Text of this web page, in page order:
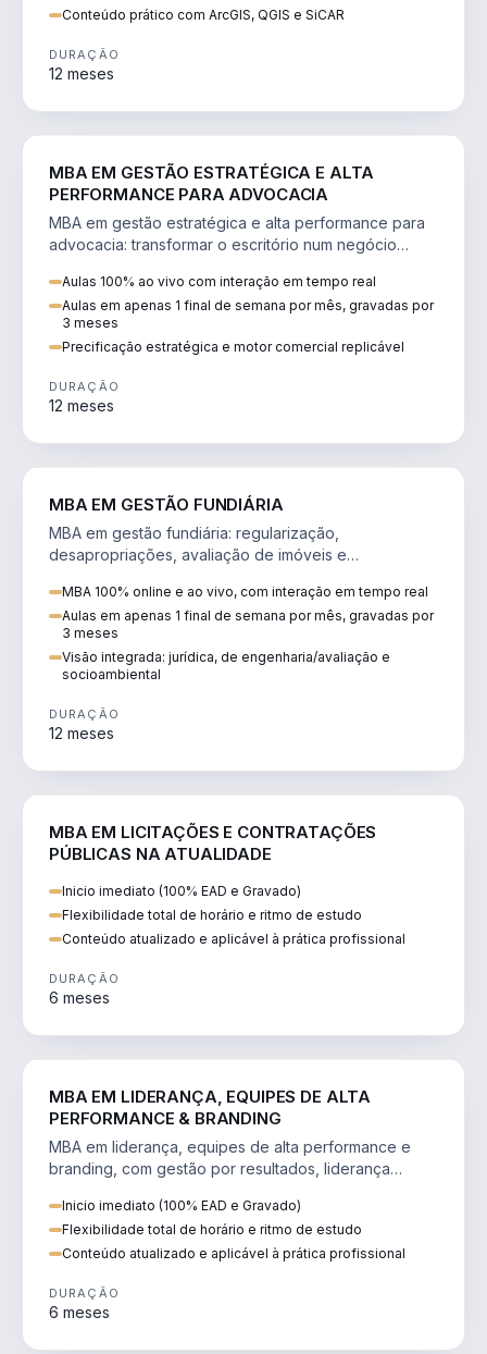
Conteúdo prático com ArcGIS, QGIS e SiCAR
DURAÇÃO
12 meses
MBA EM GESTÃO ESTRATÉGICA E ALTA
PERFORMANCE PARA ADVOCACIA
MBA em gestão estratégica e alta performance para
advocacia: transformar o escritório num negócio
Aulas 100% ao vivo com interação em tempo real
Aulas em apenas 1 final de semana por mês, gravadas por
3 meses
Precificação estratégica e motor comercial replicável
DURAÇÃO
12 meses
MBA EM GESTÃO FUNDIÁRIA
MBA em gestão fundiária: regularização,
desapropriações, avaliação de imóveis e
MBA 100% online e ao vivo, com interação em tempo real
Aulas em apenas 1 final de semana por mês, gravadas por
3 meses
Visão integrada: jurídica, de engenharia/avaliação e
socioambiental
DURAÇÃO
12 meses
MBA EM LICITAÇÕES E CONTRATAÇÕES
PÚBLICAS NA ATUALIDADE
Inicio imediato (100% EAD e Gravado)
Flexibilidade total de horário e ritmo de estudo
Conteúdo atualizado e aplicável à prática profissional
DURAÇÃO
6 meses
MBA EM LIDERANÇA, EQUIPES DE ALTA
PERFORMANCE & BRANDING
MBA em liderança, equipes de alta performance e
branding, com gestão por resultados, liderança
Inicio imediato (100% EAD e Gravado)
Flexibilidade total de horário e ritmo de estudo
Conteúdo atualizado e aplicável à prática profissional
DURAÇÃO
6 meses